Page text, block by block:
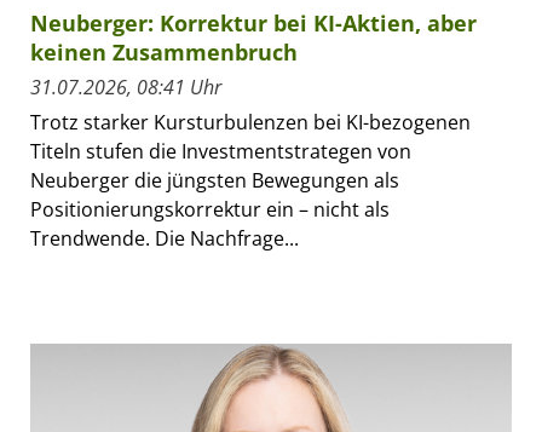
Neuberger: Korrektur bei KI-Aktien, aber
keinen Zusammenbruch
31.07.2026, 08:41 Uhr
Trotz starker Kursturbulenzen bei KI-bezogenen
Titeln stufen die Investmentstrategen von
Neuberger die jüngsten Bewegungen als
Positionierungskorrektur ein – nicht als
Trendwende. Die Nachfrage...